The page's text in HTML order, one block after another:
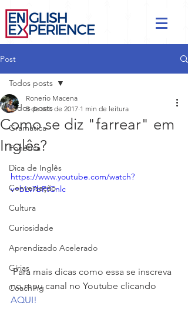
Post
Todos posts
Gramática
Fonética
Dica de Inglês
Conversação
Cultura
Curiosidade
Aprendizado Acelerado
Gírias
Coaching
Todos posts
Como se diz "farrear" em
Inglês?
Ronerio Macena
5 de set. de 2017 1 min de leitura
https://www.youtube.com/watch?
v=bLv7bFtCnlc
Para mais dicas como essa se inscreva
no meu canal no Youtube clicando
AQUI!